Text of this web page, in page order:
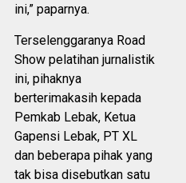
ini,” paparnya.
Terselenggaranya Road
Show pelatihan jurnalistik
ini, pihaknya
berterimakasih kepada
Pemkab Lebak, Ketua
Gapensi Lebak, PT XL
dan beberapa pihak yang
tak bisa disebutkan satu